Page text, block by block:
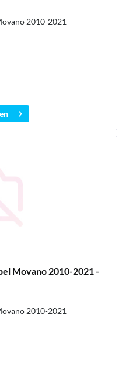
2010-2021
Movano 2010-2021 -
2010-2021